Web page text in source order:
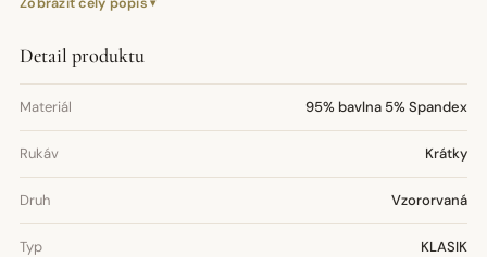
Detail produktu
Materiál 95% bavlna 5% Spandex
Rukáv Krátky
Druh Vzororvaná
Typ KLASIK